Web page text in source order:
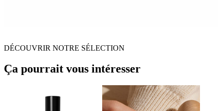
DÉCOUVRIR NOTRE SÉLECTION
Ça pourrait vous intéresser